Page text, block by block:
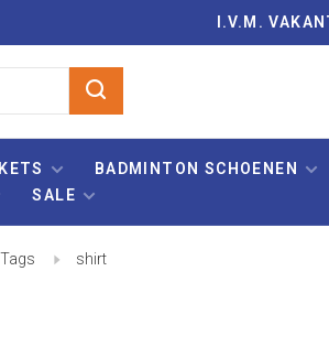
I.V.M.
BADMINTON SCHOENEN
SALE
Tags shirt